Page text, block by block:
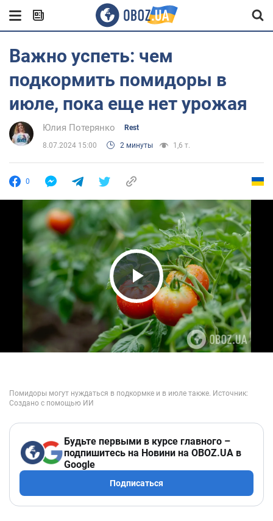
Важно успеть: чем
подкормить помидоры в
июле, пока еще нет урожая
Юлия Потерянко Rest
8.07.2024 15:00 2 минуты 1,6 т.
0
Play Video
Будьте первыми в курсе главного –
подпишитесь на Новини на OBOZ.UA в
Google
Подписаться